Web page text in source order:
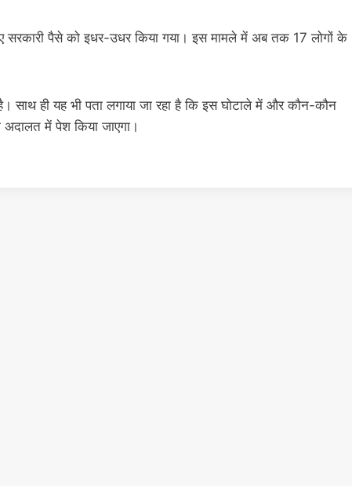
पैसे को इधर-उधर किया गया। इस मामले में अब तक 17 लोगों के
साथ ही यह भी पता लगाया जा रहा है कि इस घोटाले में और कौन-कौन
में पेश किया जाएगा।